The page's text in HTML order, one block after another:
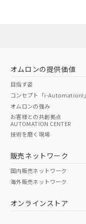
O
オムロンの提供価値
目指す姿
コンセプト「i-Automation!」
オムロンの強み
お客様との共創拠点
AUTOMATION CENTER
技術を磨く現場
販売ネットワーク
国内販売ネットワーク
海外販売ネットワーク
オンラインストア